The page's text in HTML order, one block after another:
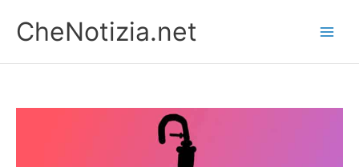
contenuto
CheNotizia.net